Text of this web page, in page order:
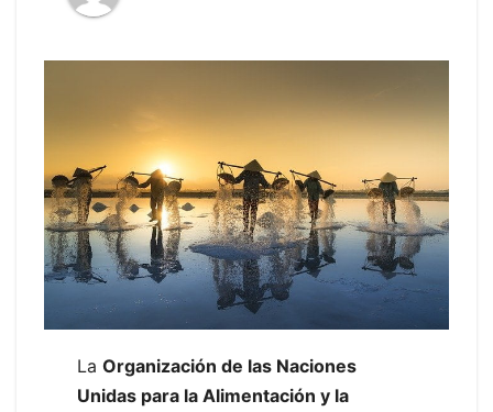
La Organización de las Naciones
Unidas para la Alimentación y la